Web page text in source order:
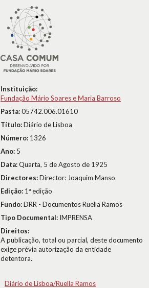
Instituição:
Fundação Mário Soares e Maria Barroso
Pasta:05742.006.01610
Título:Diário de Lisboa
Número: 1326
Ano: 5
Data:Quarta, 5 de Agosto de 1925
Directores:Director: Joaquim Manso
Edição: 1ª edição
Fundo:DRR - Documentos Ruella Ramos
Tipo Documental: IMPRENSA
Direitos:
A publicação, total ou parcial, deste documento
exige prévia autorização da entidade
detentora.
Diário de Lisboa/Ruella Ramos